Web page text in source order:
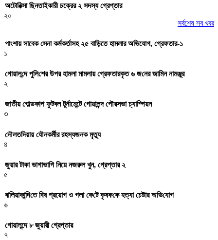
অটোরিক্সা ছিনতাইকারী চক্রের ২ সদস্য গ্রেপ্তার
২০
সর্বশেষ সব খবর
পাংশায় সাবেক সেনা কর্মকর্তাসহ ২৫ বাড়িতে হামলার অভিযোগ, গ্রেফতার-১
১
গোয়াল‌ন্দে পু‌লি‌শের উপর হামলা মামলায় গ্রেফতারকৃত ৬ জ‌নের জা‌মিন নামঞ্জুর
২
জাতীয় গোল্ডকাপ ফুটবল টুর্নামেন্টে গোয়ালন্দ পৌরসভা চ্যাম্পিয়ন
৩
দৌলতদিয়ায় যৌনকর্মীর রহস্যজনক মৃত্যু
৪
জুয়ার টাকা ভাগাভাগি নিয়ে নজরুল খুন, গ্রেপ্তার ২
৫
বা‌লিয়াকা‌ন্দি‌তে বিষ প্রয়োগ ও গলা কে‌টে কৃষক‌কে হত্যা চেষ্টার অ‌ভি‌যোগ
৬
গোয়ালন্দে ৮ জুয়ারী গ্রেপ্তার
৭